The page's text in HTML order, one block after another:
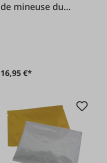
de mineuse du
16,95 €*